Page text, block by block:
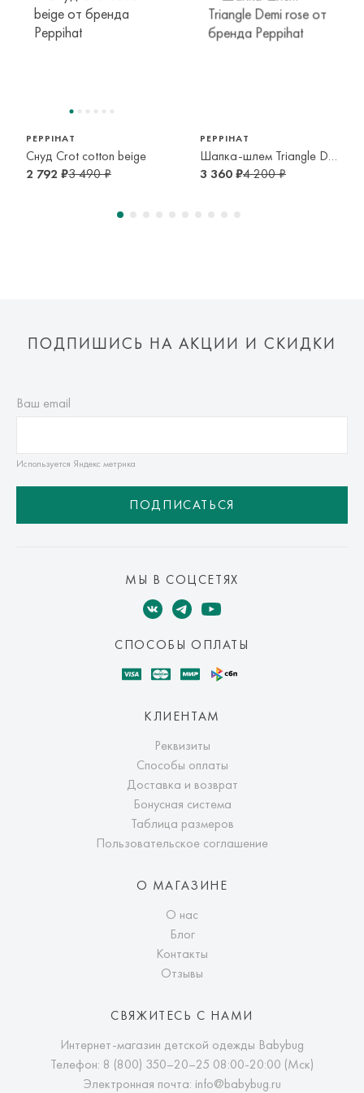
PEPPIHAT
Снуд Crot cotton beige
2 792 ₽3 490 ₽
PEPPIHAT
Шапка-шлем Triangle Demi rose
3 360 ₽4 200 ₽
46-48 см
1-2 года
48-51 см
2-4 года
52-54 см
ПОДПИШИСЬ НА АКЦИИ И СКИДКИ
Ваш email
Используется Яндекс метрика
ПОДПИСАТЬСЯ
МЫ В СОЦСЕТЯХ
СПОСОБЫ ОПЛАТЫ
КЛИЕНТАМ
Реквизиты
Способы оплаты
Доставка и возврат
Бонусная система
Таблица размеров
Пользовательское соглашение
О МАГАЗИНЕ
О нас
Блог
Контакты
Отзывы
СВЯЖИТЕСЬ С НАМИ
Интернет-магазин детской одежды Babybug
Телефон: 8 (800) 350–20–25 08:00-20:00 (Мск)
Электронная почта: info@babybug.ru